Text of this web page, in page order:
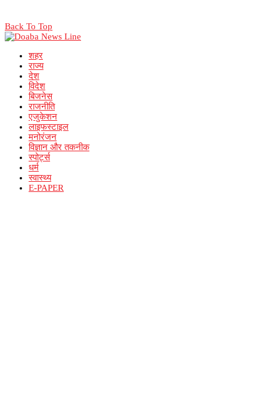
Back To Top
शहर
राज्य
देश
विदेश
बिजनेस
राजनीति
एजुकेशन
लाइफस्टाइल
मनोरंजन
विज्ञान और तकनीक
स्पोर्ट्स
धर्म
स्वास्थ्य
E-PAPER